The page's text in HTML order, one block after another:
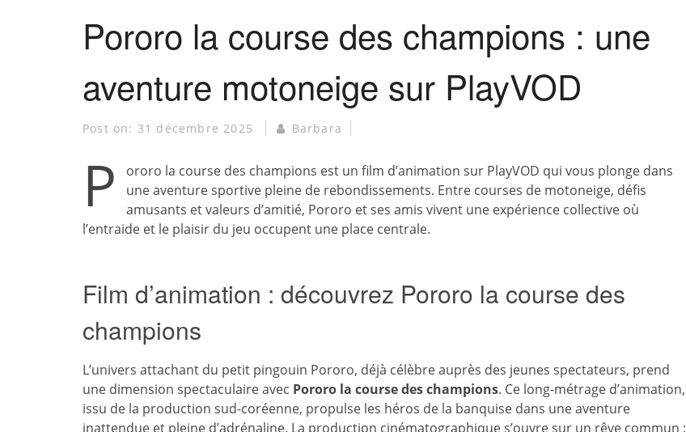
Pororo la course des champions : une
aventure motoneige sur PlayVOD
Post on: 31 décembre 2025 Barbara
P
ororo la course des champions est un film d’animation sur PlayVOD qui vous plonge dans
une aventure sportive pleine de rebondissements. Entre courses de motoneige, défis
amusants et valeurs d’amitié, Pororo et ses amis vivent une expérience collective où
l’entraide et le plaisir du jeu occupent une place centrale.
Film d’animation : découvrez Pororo la course des
champions
L’univers attachant du petit pingouin Pororo, déjà célèbre auprès des jeunes spectateurs, prend
une dimension spectaculaire avec Pororo la course des champions. Ce long-métrage d’animation,
issu de la production sud-coréenne, propulse les héros de la banquise dans une aventure
inattendue et pleine d’adrénaline. La production cinématographiques’ouvre sur un rêve commun :